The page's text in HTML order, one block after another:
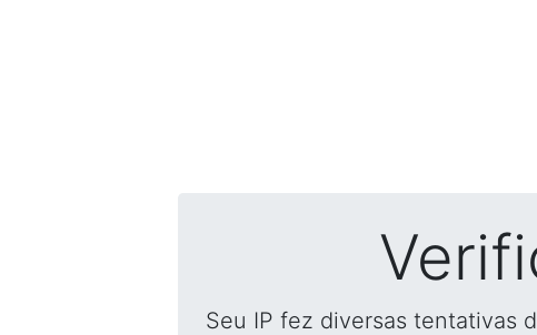
Seu IP fez diversas tentativas